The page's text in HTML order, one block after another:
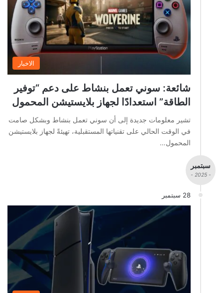
الاخبار
شائعة: سوني تعمل بنشاط على دعم “توفير
الطاقة” استعدادًا لجهاز بلايستيشن المحمول
تشير معلومات جديدة إلى أن سوني تعمل بنشاط وبشكل صامت
في الوقت الحالي على تقنياتها المستقبلية، تهيئةً لجهاز بلايستيشن
المحمول…
سبتمبر
- 2025 -
28 سبتمبر